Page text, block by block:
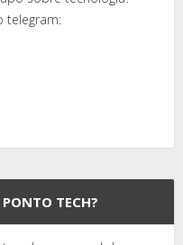
telegram:
PONTO TECH?